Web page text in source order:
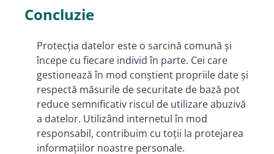
Concluzie
Protecția datelor este o sarcină comună și
începe cu fiecare individ în parte. Cei care
gestionează în mod conștient propriile date și
respectă măsurile de securitate de bază pot
reduce semnificativ riscul de utilizare abuzivă
a datelor. Utilizând internetul în mod
responsabil, contribuim cu toții la protejarea
informațiilor noastre personale.